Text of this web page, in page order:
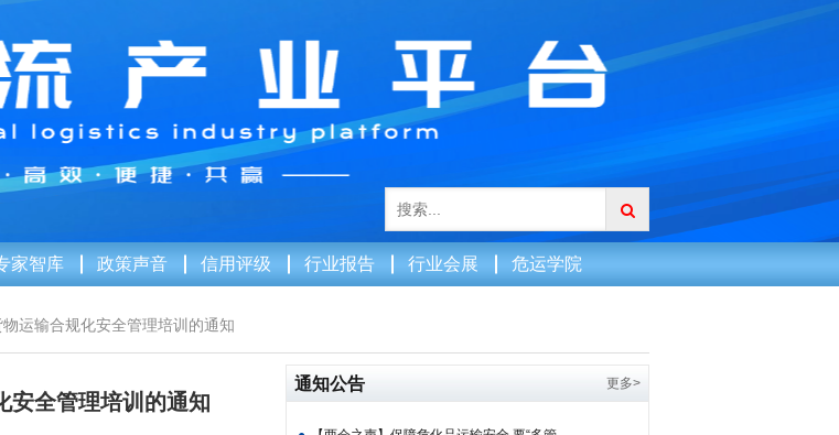
家智库 政策声音 信用评级 行业报告 行业会展 危运学院
运输合规化安全管理培训的通知
安全管理培训的通知
通知公告 更多>